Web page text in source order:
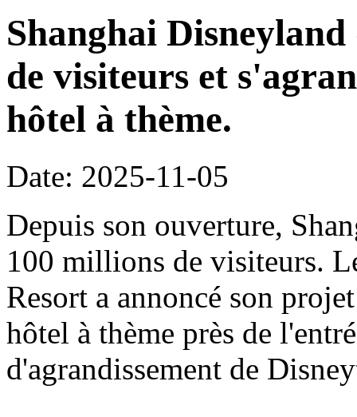
Shanghai Disneyland
de visiteurs et
hôtel à thème.
Date: 2025-11-05
Depuis son ouverture,
100 millions de visiteurs.
Resort a annoncé son
hôtel à thème près de
d'agrandissement de